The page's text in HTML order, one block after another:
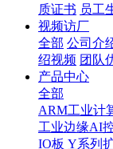
质证书 员工
视频访厂
全部 公司介
绍视频 团队
产品中心
全部
ARM工业计
工业边缘AI
IO板 Y系列